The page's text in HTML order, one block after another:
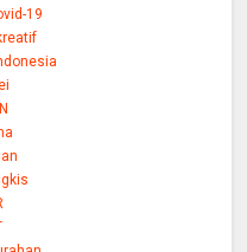
19